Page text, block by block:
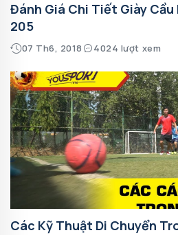
Đánh Giá Chi Tiết Giày Cầu
205
07 Th6, 2018 4024 lượt xem
Các Kỹ Thuật Di Chuyển